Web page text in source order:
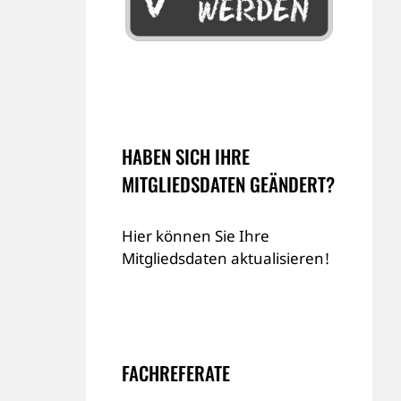
HABEN SICH IHRE
MITGLIEDSDATEN GEÄNDERT?
Hier können Sie Ihre
Mitgliedsdaten aktualisieren!
FACHREFERATE